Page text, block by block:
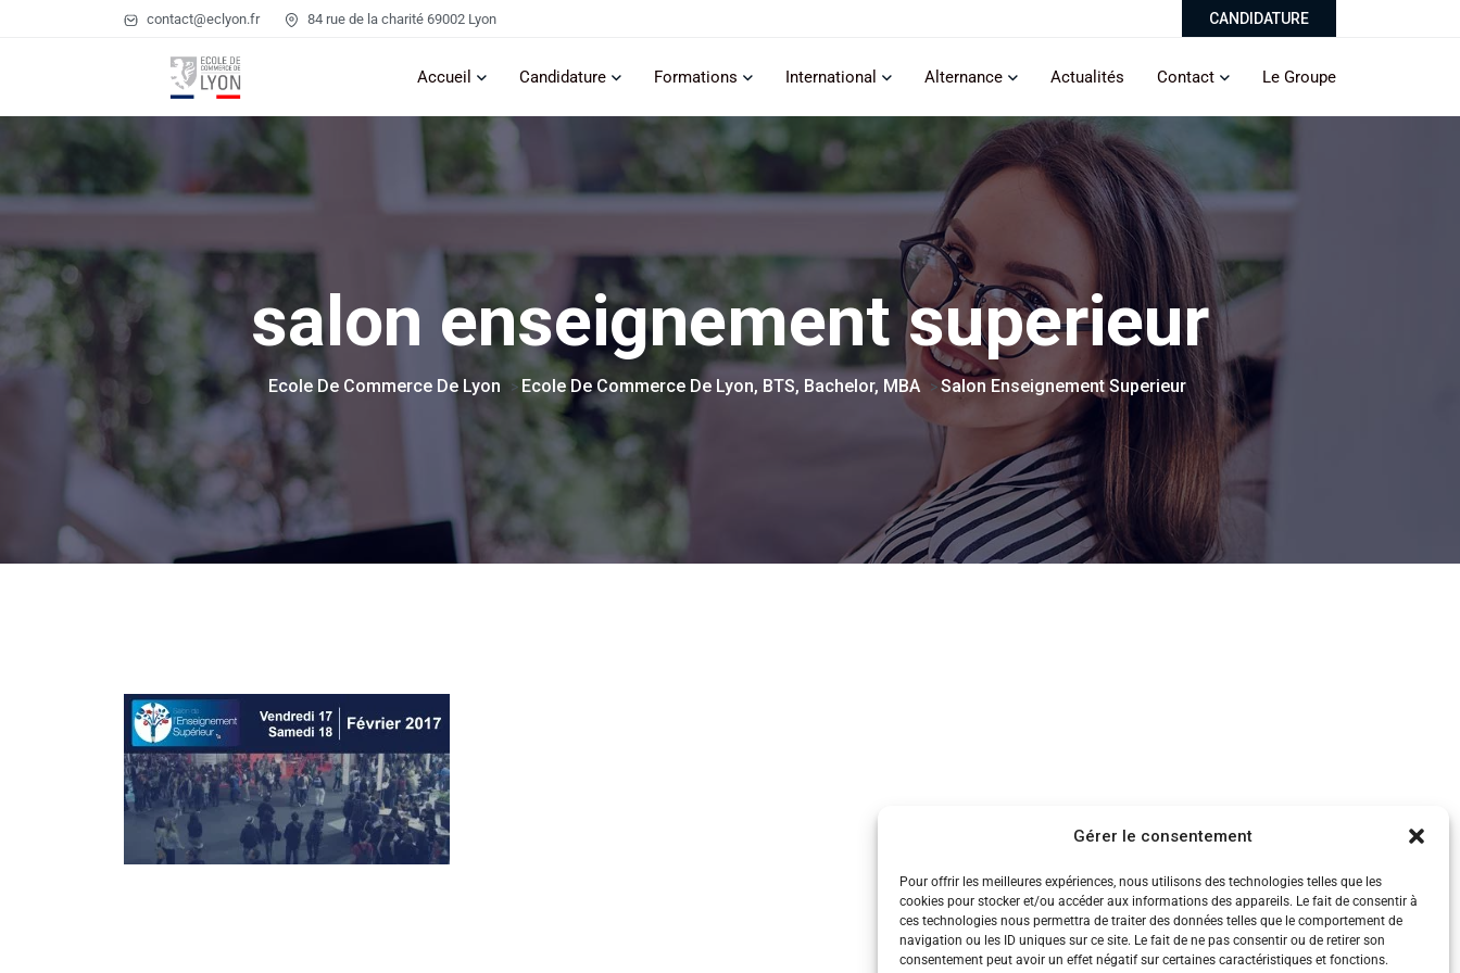
Gérer le consentement
Pour offrir les meilleures expériences, nous utilisons des technologies telles que les
cookies pour stocker et/ou accéder aux informations des appareils. Le fait de consentir à
ces technologies nous permettra de traiter des données telles que le comportement de
navigation ou les ID uniques sur ce site. Le fait de ne pas consentir ou de retirer son
consentement peut avoir un effet négatif sur certaines caractéristiques et fonctions.
contact@eclyon.fr 84 rue de la charité 69002 Lyon CANDIDATURE
Accueil Candidature Formations International Alternance Actualités Contact Le Groupe
salon enseignement superieur
Ecole De Commerce De Lyon > Ecole De Commerce De Lyon, BTS, Bachelor, MBA >Salon Enseignement Superieur